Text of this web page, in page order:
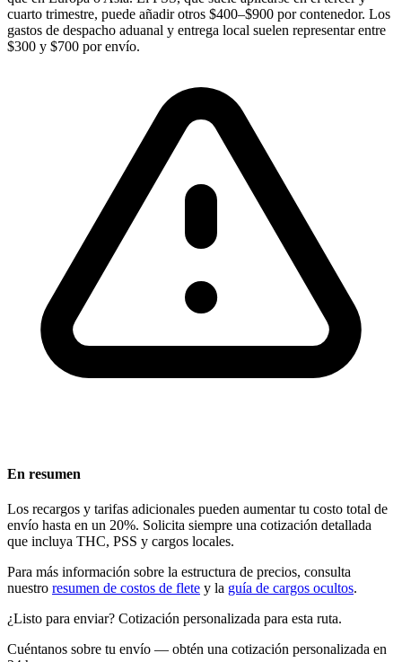
cuarto trimestre, puede añadir otros $400–$900 por contenedor. Los
gastos de despacho aduanal y entrega local suelen representar entre
$300 y $700 por envío.
En resumen
Los recargos y tarifas adicionales pueden aumentar tu costo total de
envío hasta en un 20%. Solicita siempre una cotización detallada
que incluya THC, PSS y cargos locales.
Para más información sobre la estructura de precios, consulta
nuestro resumen de costos de flete y la guía de cargos ocultos.
¿Listo para enviar? Cotización personalizada para esta ruta.
Cuéntanos sobre tu envío — obtén una cotización personalizada en